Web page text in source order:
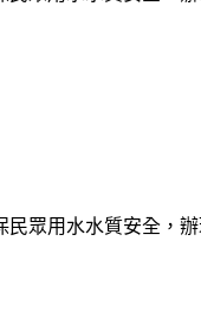
眾用水水質安全，